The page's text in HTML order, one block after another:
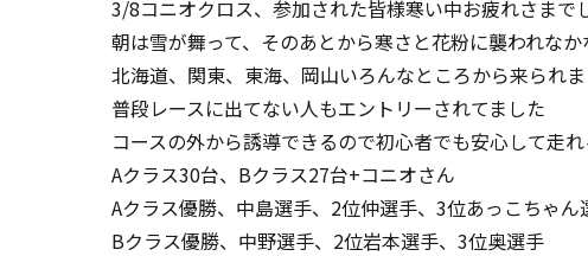
3/8コニオクロス、参加された皆様寒い中お疲れさまで
朝は雪が舞って、そのあとから寒さと花粉に襲われな
北海道、関東、東海、岡山いろんなところから来られ
普段レースに出てない人もエントリーされてました
コースの外から誘導できるので初心者でも安心して走
Aクラス30台、Bクラス27台+コニオさん
Aクラス優勝、中島選手、2位仲選手、3位あっこちゃん
Bクラス優勝、中野選手、2位岩本選手、3位奥選手